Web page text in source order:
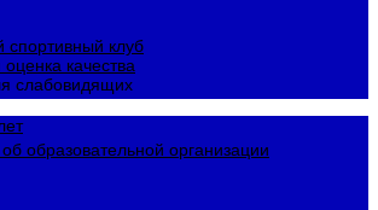
спортивный клуб
качества
слабовидящих
образовательной организации